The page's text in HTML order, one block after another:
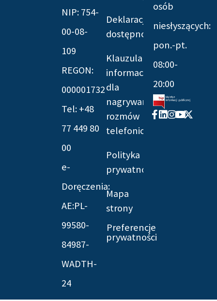
NIP: 754-
00-08-
109
REGON:
000001732
Tel: +48
77 449 80
00
e-
Doręczenia:
AE:PL-
99580-
84987-
WADTH-
24
Deklaracja
dostępności
Klauzula
informacyjna
dla
nagrywania
rozmów
telefonicznych
Polityka
prywatności
Mapa
strony
Preferencje
prywatności
osób
niesłyszących:
pon.-pt.
08:00-
20:00
Facebook-
f
Linkedin
Instagram
Youtube
X-
twitter